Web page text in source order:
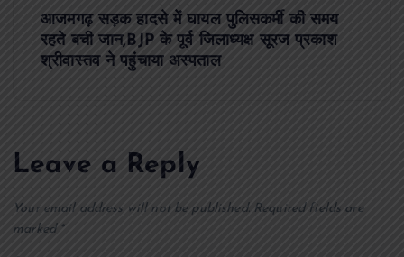
v
i
g
आजमगढ़ सड़क हादसे में घायल पुलिसकर्मी की समय
रहते बची जान,BJP के पूर्व जिलाध्यक्ष सूरज प्रकाश
श्रीवास्तव ने पहुंचाया अस्पताल
Leave a Reply
Your email address will not be published. Required fields are
marked *